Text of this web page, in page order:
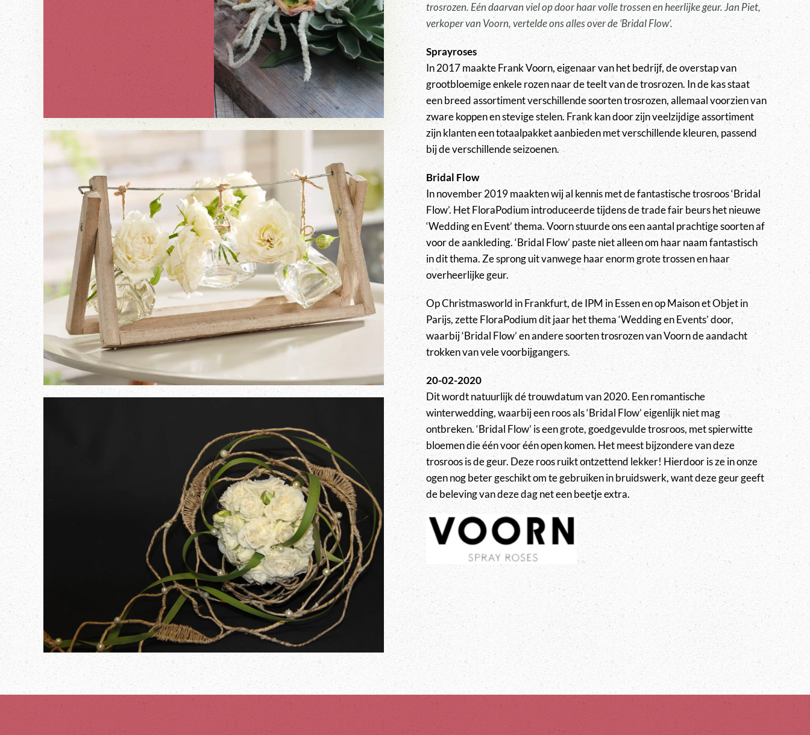
trosrozen. Eén daarvan viel op door haar volle trossen en heerlijke geur. Jan Piet,
verkoper van Voorn, vertelde ons alles over de ‘Bridal Flow’.
Sprayroses
In 2017 maakte Frank Voorn, eigenaar van het bedrijf, de overstap van
grootbloemige enkele rozen naar de teelt van de trosrozen. In de kas staat
een breed assortiment verschillende soorten trosrozen, allemaal voorzien van
zware koppen en stevige stelen. Frank kan door zijn veelzijdige assortiment
zijn klanten een totaalpakket aanbieden met verschillende kleuren, passend
bij de verschillende seizoenen.
Bridal Flow
In november 2019 maakten wij al kennis met de fantastische trosroos ‘Bridal
Flow’. Het FloraPodium introduceerde tijdens de trade fair beurs het nieuwe
‘Wedding en Event’ thema. Voorn stuurde ons een aantal prachtige soorten af
voor de aankleding. ‘Bridal Flow’ paste niet alleen om haar naam fantastisch
in dit thema. Ze sprong uit vanwege haar enorm grote trossen en haar
overheerlijke geur.
Op Christmasworld in Frankfurt, de IPM in Essen en op Maison et Objet in
Parijs, zette FloraPodium dit jaar het thema ‘Wedding en Events’ door,
waarbij ‘Bridal Flow’ en andere soorten trosrozen van Voorn de aandacht
trokken van vele voorbijgangers.
20-02-2020
Dit wordt natuurlijk dé trouwdatum van 2020. Een romantische
winterwedding, waarbij een roos als ‘Bridal Flow’ eigenlijk niet mag
ontbreken. ‘Bridal Flow’ is een grote, goedgevulde trosroos, met spierwitte
bloemen die één voor één open komen. Het meest bijzondere van deze
trosroos is de geur. Deze roos ruikt ontzettend lekker! Hierdoor is ze in onze
ogen nog beter geschikt om te gebruiken in bruidswerk, want deze geur geeft
de beleving van deze dag net een beetje extra.